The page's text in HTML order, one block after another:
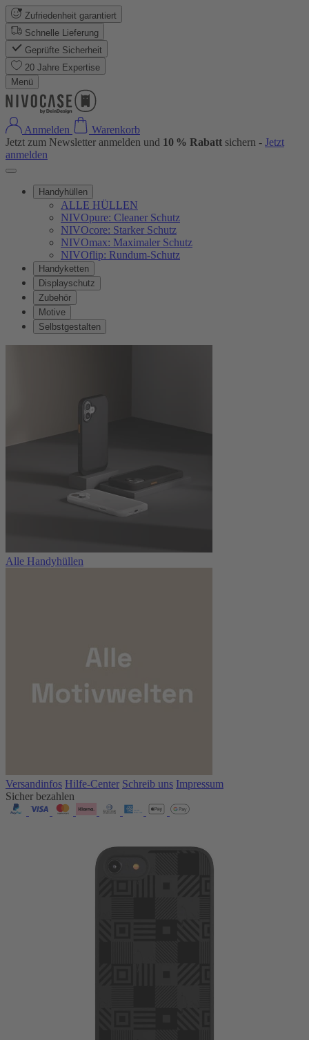
Zufriedenheit garantiert
Schnelle Lieferung
Geprüfte Sicherheit
20 Jahre Expertise
Menü
Anmelden
Warenkorb
Jetzt zum Newsletter anmelden und 10 % Rabatt sichern - Jetzt
anmelden
Handyhüllen
ALLE HÜLLEN
NIVOpure: Cleaner Schutz
NIVOcore: Starker Schutz
NIVOmax: Maximaler Schutz
NIVOflip: Rundum-Schutz
Handyketten
Displayschutz
Zubehör
Motive
Selbstgestalten
Alle Handyhüllen
Versandinfos Hilfe-Center Schreib uns Impressum
Sicher bezahlen